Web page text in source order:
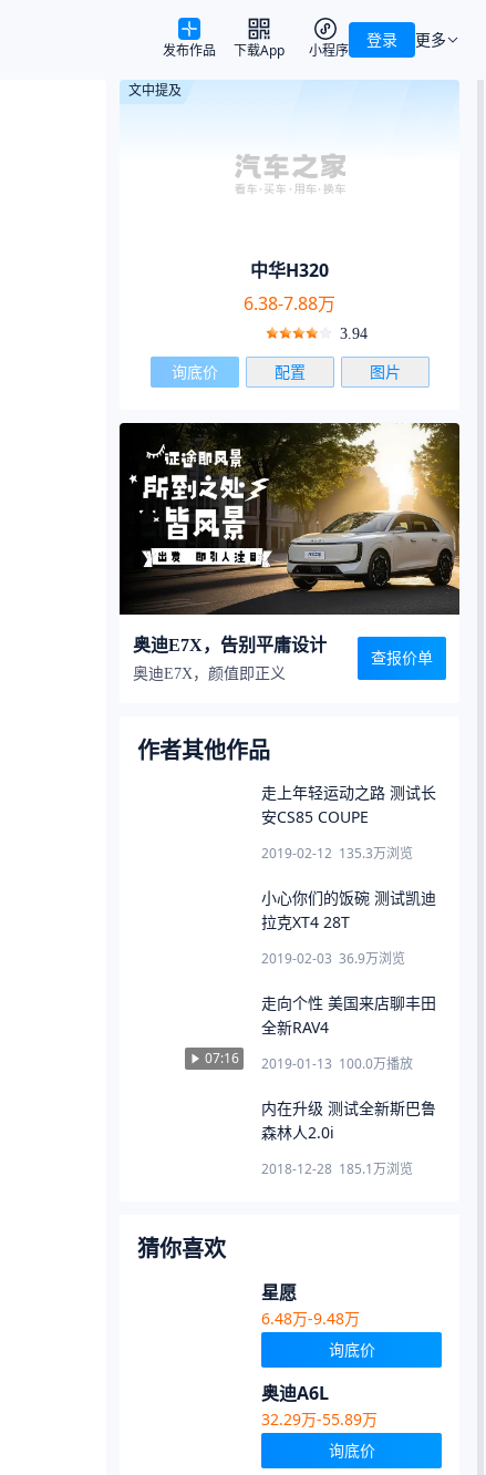
更多
登录
发布作品 下载App 小程序
文中提及
中华H320
6.38-7.88万
3.94
询底价 配置 图片
奥迪E7X，告别平庸设计
奥迪E7X，颜值即正义
查报价单
作者其他作品
走上年轻运动之路 测试长
安CS85 COUPE
2019-02-12 135.3万浏览
小心你们的饭碗 测试凯迪
拉克XT4 28T
2019-02-03 36.9万浏览
07:16
走向个性 美国来店聊丰田
全新RAV4
2019-01-13 100.0万播放
内在升级 测试全新斯巴鲁
森林人2.0i
2018-12-28 185.1万浏览
猜你喜欢
星愿
6.48万-9.48万
询底价
奥迪A6L
32.29万-55.89万
询底价